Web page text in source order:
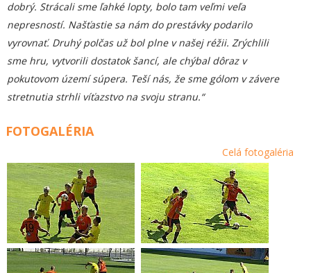
dobrý. Strácali sme ľahké lopty, bolo tam veľmi veľa
nepresností. Našťastie sa nám do prestávky podarilo
vyrovnať. Druhý polčas už bol plne v našej réžii. Zrýchlili
sme hru, vytvorili dostatok šancí, ale chýbal dôraz v
pokutovom území súpera. Teší nás, že sme gólom v závere
stretnutia strhli víťazstvo na svoju stranu.“
FOTOGALÉRIA
Celá fotogaléria